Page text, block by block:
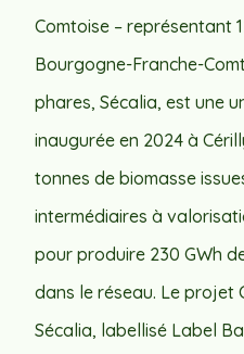
Comtoise – représentant
Bourgogne-Franche-
phares, Sécalia, est une
inaugurée en 2024 à
tonnes de biomasse
intermédiaires à
pour produire 230 GWh
dans le réseau. Le projet
Sécalia, labellisé Label